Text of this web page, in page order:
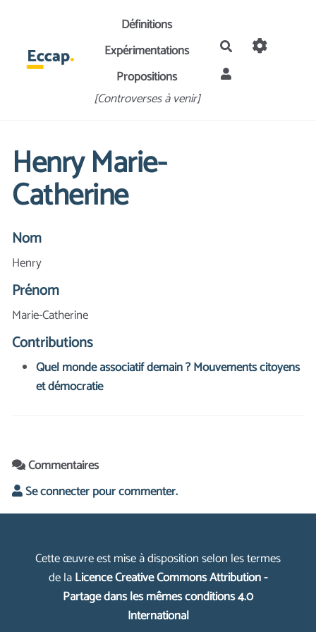
Aller au contenu principalDéfinitions
Expérimentations
Propositions
[Controverses à venir]
Rechercher
Henry Marie-
Catherine
Nom
Henry
Prénom
Marie-Catherine
Contributions
Quel monde associatif demain ? Mouvements citoyens
et démocratie
Commentaires
Se connecter pour commenter.
Cette œuvre est mise à disposition selon les termes
de laLicence Creative Commons Attribution -
Partage dans les mêmes conditions 4.0
International